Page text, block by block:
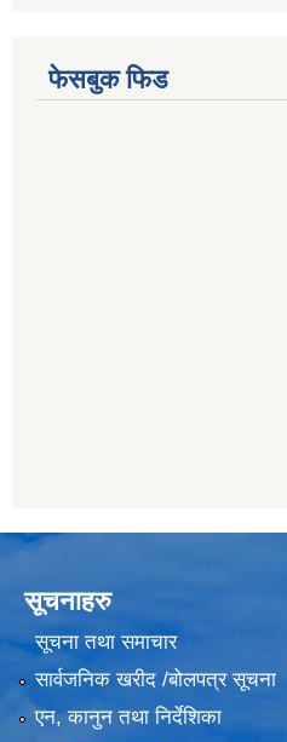
फेसबुक फिड
सूचनाहरु
सूचना तथा समाचार
सार्वजनिक खरीद /बोलपत्र सूचना
एन, कानुन तथा निर्देशिका